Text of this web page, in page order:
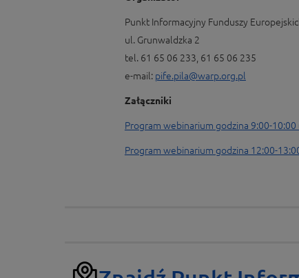
Punkt Informacyjny Funduszy
ul. Grunwaldzka 2
tel. 61 65 06 233, 61 65 06 235
e-mail: pife.pila@warp.org.pl
Załączniki
Program webinarium godzina 9:00-10:00
Program webinarium godzina 12:00-